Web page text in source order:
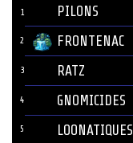
1 PILONS
2 FRONTENAC
3 RATZ
4 GNOMICIDES
5 LOONATIQUES